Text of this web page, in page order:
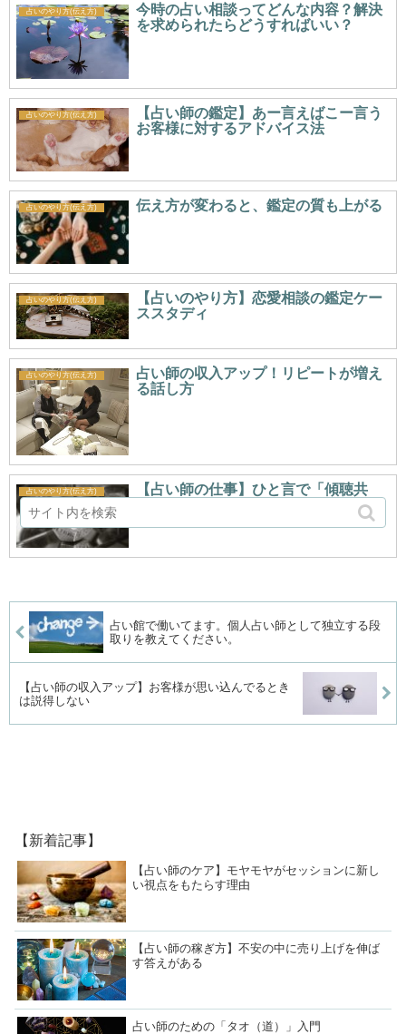
占いのやり方(伝え方)
今時の占い相談ってどんな内容？解決
を求められたらどうすればいい？
占いのやり方(伝え方)
【占い師の鑑定】あー言えばこー言う
お客様に対するアドバイス法
占いのやり方(伝え方) 伝え方が変わると、鑑定の質も上がる
占いのやり方(伝え方)
【占いのやり方】恋愛相談の鑑定ケー
ススタディ
占いのやり方(伝え方)
占い師の収入アップ！リピートが増え
る話し方
占いのやり方(伝え方)
【占い師の仕事】ひと言で「傾聴共
感」ていうけど出来てる人は少ない
占い館で働いてます。個人占い師として独立する段
取りを教えてください。
【占い師の収入アップ】お客様が思い込んでるとき
は説得しない
【新着記事】
【占い師のケア】モヤモヤがセッションに新し
い視点をもたらす理由
【占い師の稼ぎ方】不安の中に売り上げを伸ば
す答えがある
占い師のための「タオ（道）」入門